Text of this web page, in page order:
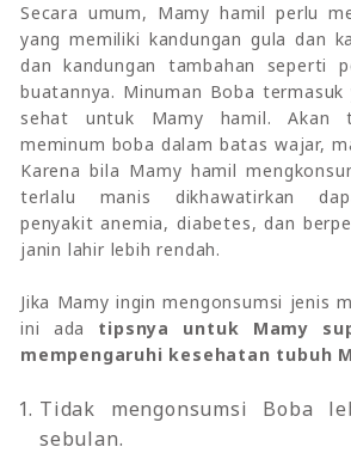
Secara umum, Mamy hamil perlu
yang memiliki kandungan gula dan
dan kandungan tambahan seperti
buatannya. Minuman Boba termasuk
sehat untuk Mamy hamil. Akan
meminum boba dalam batas wajar,
Karena bila Mamy hamil
terlalu manis dikhawatirkan
penyakit anemia, diabetes, dan
janin lahir lebih rendah.
Jika Mamy ingin mengonsumsi jenis
ini ada tipsnya untuk Mamy
mempengaruhi kesehatan tubuh
Tidak mengonsumsi Boba
sebulan.